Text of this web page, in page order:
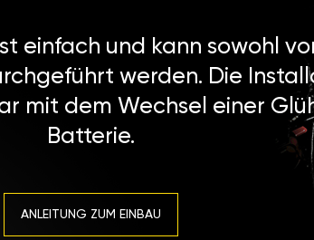
einfach und kann sowohl
werden. Die
mit dem Wechsel einer
Batterie.
ANLEITUNG ZUM EINBAU